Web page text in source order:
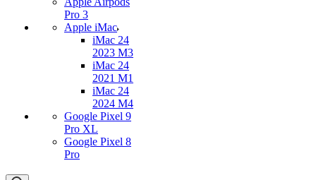
Pro 3
Apple iMac
iMac 24
2023 M3
iMac 24
2021 M1
iMac 24
2024 M4
Google Pixel 9
Pro XL
Google Pixel 8
Pro